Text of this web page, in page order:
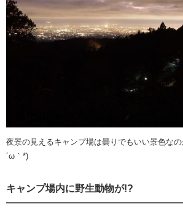
夜景の見えるキャンプ場は曇りでもいい景色な
´ω｀*)
キャンプ場内に野生動物が!?